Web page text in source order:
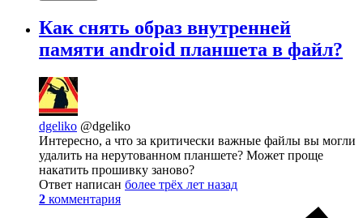
Как снять образ внутренней
памяти android планшета в файл?
dgeliko @dgeliko
Интересно, а что за критически важные файлы вы могли
удалить на нерутованном планшете? Может проще
накатить прошивку заново?
Ответ написан более трёх лет назад
2 комментария